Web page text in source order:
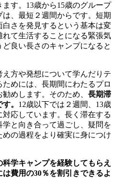
す。13歳から15歳のグループ
は、最短２週間からです。短期
さを発見するという基本は変
て生活することになる緊張気
良い長さのキャンプになると
方や発想について学んだりテ
めには、長期間にわたるプロ
めします。そのため、 長期滞
。 12歳以下では２週間、13歳
応しています。長く滞在する
と向き合って過ごし、疑問を
の過程をより確実に身につけ
学キャンプを経験してもらえ
費用の30％を割引きできるよ